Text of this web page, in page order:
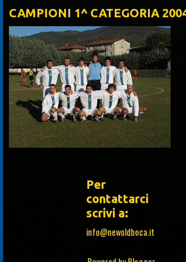
CAMPIONI 1^ CATEGORIA
Per
contattarci
scrivi a:
info@newoldboca.it